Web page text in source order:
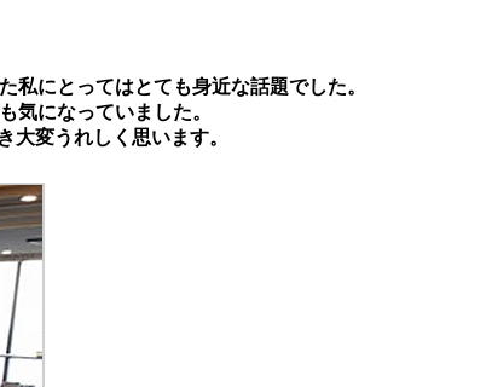
私にとってはとても身近な話題でした。
気になっていました。
大変うれしく思います。